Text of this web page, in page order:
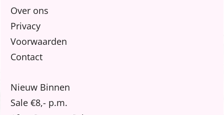
Over ons
Privacy
Voorwaarden
Contact
Nieuw Binnen
Sale €8,- p.m.